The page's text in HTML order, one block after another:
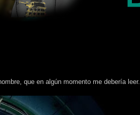
que en algún momento me debería leer.